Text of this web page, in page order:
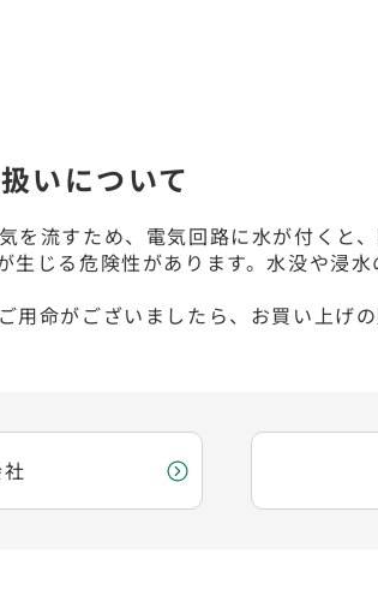
いについて
を流すため、電気回路に水が付くと
生じる危険性があります。水没や浸
用命がございましたら、お買い上げ